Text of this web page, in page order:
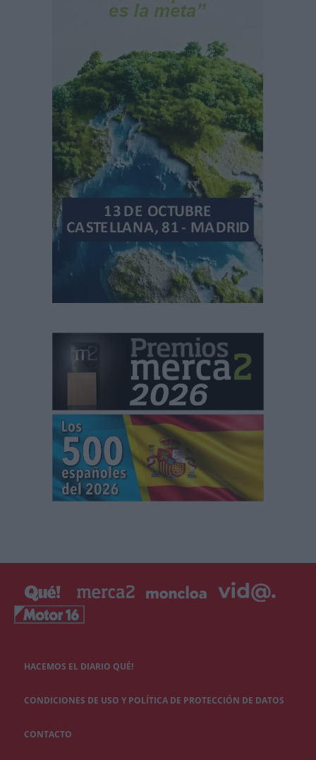
HACEMOS EL DIARIO QUÉ!
CONDICIONES DE USO Y POLÍTICA DE PROTECCIÓN DE DATOS
CONTACTO